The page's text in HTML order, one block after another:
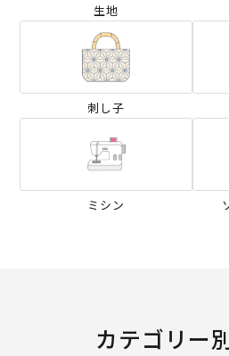
生地
刺し子
ミシン
カテゴリー